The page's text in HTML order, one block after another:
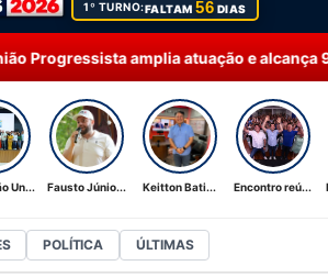
1º TURNO:FALTAM56 DIAS
atuação e alcança 92% dos municípios
Un... Fausto Júnio... Keitton Bati... Encontro reú...
POLÍTICA ÚLTIMAS